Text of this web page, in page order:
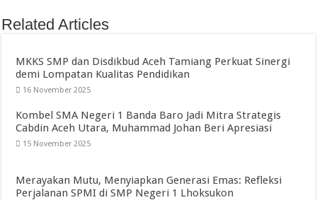
Related Articles
MKKS SMP dan Disdikbud Aceh Tamiang Perkuat Sinergi
demi Lompatan Kualitas Pendidikan
16 November 2025
Kombel SMA Negeri 1 Banda Baro Jadi Mitra Strategis
Cabdin Aceh Utara, Muhammad Johan Beri Apresiasi
15 November 2025
Merayakan Mutu, Menyiapkan Generasi Emas: Refleksi
Perjalanan SPMI di SMP Negeri 1 Lhoksukon